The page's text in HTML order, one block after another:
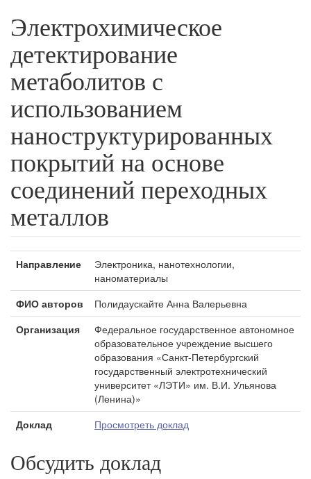
Электрохимическое
детектирование
метаболитов с
использованием
наноструктурированных
покрытий на основе
соединений переходных
металлов
Направление
Электроника, нанотехнологии,
наноматериалы
ФИО авторов
Полидаускайте Анна Валерьевна
Организация
Федеральное государственное автономное
образовательное учреждение высшего
образования «Санкт-Петербургский
государственный электротехнический
университет «ЛЭТИ» им. В.И. Ульянова
(Ленина)»
Доклад
Просмотреть доклад
Обсудить доклад